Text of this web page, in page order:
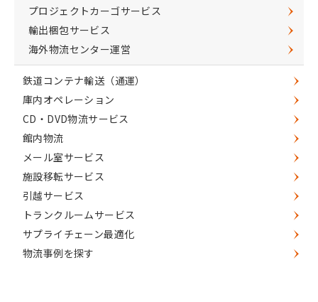
プロジェクトカーゴサービス
輸出梱包サービス
海外物流センター運営
鉄道コンテナ輸送（通運）
庫内オペレーション
CD・DVD物流サービス
館内物流
メール室サービス
施設移転サービス
引越サービス
トランクルームサービス
サプライチェーン最適化
物流事例を探す